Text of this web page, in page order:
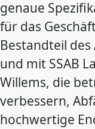
genaue
für das
Bestandteil
und mit SSAB
Willems, die
verbessern,
hochwertige